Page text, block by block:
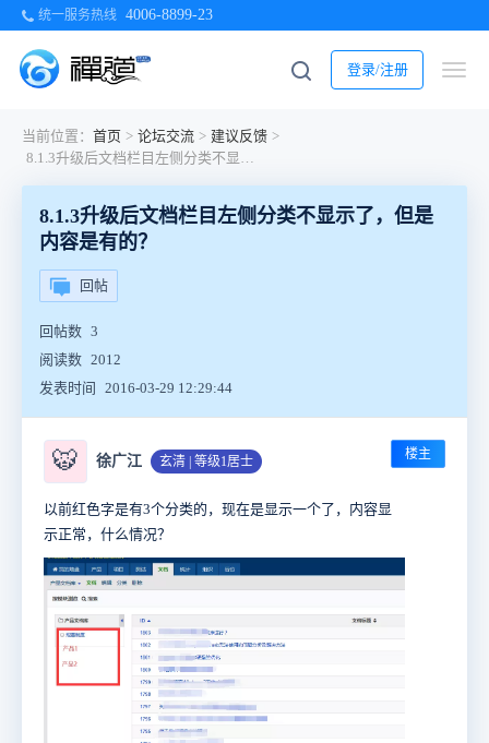
统一服务热线 4006-8899-23
登录/注册
当前位置： 首页 > 论坛交流 > 建议反馈 >
8.1.3升级后文档栏目左侧分类不显示了，但是内容是有的？
8.1.3升级后文档栏目左侧分类不显示了，但是
内容是有的？
回帖
回帖数 3
阅读数 2012
发表时间
2016-03-29 12:29:44
🐯 徐广江 玄清 | 等级1居士 楼主
以前红色字是有3个分类的，现在是显示一个了，内容显
示正常，什么情况？